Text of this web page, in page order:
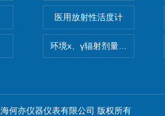
医用放射性活度计
环境x、γ辐射剂量率仪
何亦仪器仪表有限公司 版权所有